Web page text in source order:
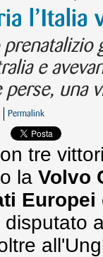
l’Italia
e
perse, una
Permalink
tre
la Volvo
Europei
disputato